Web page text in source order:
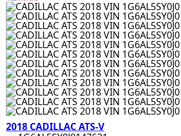
2018 CADILLAC ATS-V